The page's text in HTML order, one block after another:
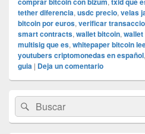
tether diferencia, usdc precio, velas
bitcoin por euros, verificar
smart contracts, wallet bitcoin,
multisig que es, whitepaper bitcoin
youtubers criptomonedas en español,
guia | Deja un comentario
área
de
widget
Buscar
por:
Buscar